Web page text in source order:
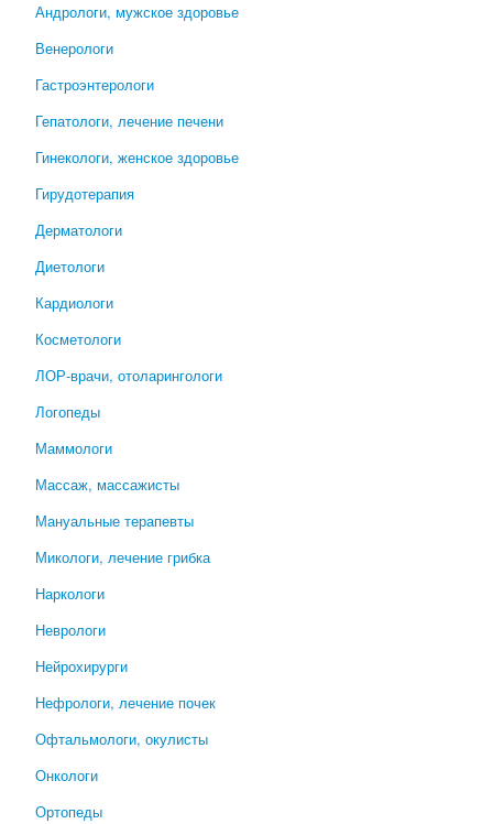
Андрологи, мужское здоровье
Венерологи
Гастроэнтерологи
Гепатологи, лечение печени
Гинекологи, женское здоровье
Гирудотерапия
Дерматологи
Диетологи
Кардиологи
Косметологи
ЛОР-врачи, отоларингологи
Логопеды
Маммологи
Массаж, массажисты
Мануальные терапевты
Микологи, лечение грибка
Наркологи
Неврологи
Нейрохирурги
Нефрологи, лечение почек
Офтальмологи, окулисты
Онкологи
Ортопеды